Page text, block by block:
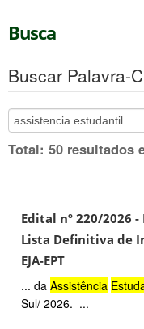
Busca
Buscar Palavra-
Total: 50 resultados
Edital nº 220/2026
Lista Definitiva de
EJA-EPT
... da Assistência
Sul/ 2026. ...